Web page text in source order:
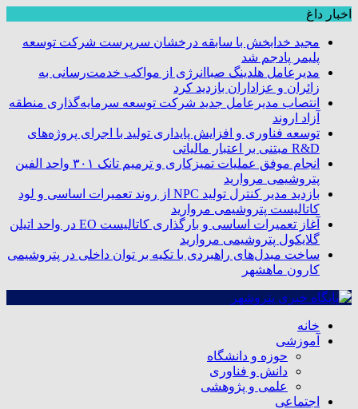
اخبار داغ
مجید خدابخش با سابقه درخشان سرپرست شرکت توسعه
پلیمر پادجم شد
مدیرعامل هلدینگ صباانرژی از مواکب خدمت‌رسانی به
زائران و عزاداران بازدید کرد
انتصاب مدیرعامل جدید شرکت توسعه سرمایه‌گذاری منطقه
آزاد اروند
توسعه فناوری و افزایش پایداری تولید با اجرای پروژه‌های
R&D مبتنی بر اعتبار مالیاتی
انجام موفق عملیات تمیزکاری و ترمیم تانک ۳۰۱ واحد الفین
پتروشیمی مروارید
بازدید مدیر کنترل تولید NPC از روند تعمیرات اساسی و لود
کاتالیست پتروشیمی مروارید
آغاز تعمیرات اساسی و بارگذاری کاتالیست EO در واحد اتیلن
گلایکول پتروشیمی مروارید
ساخت مبدل‌های راهبردی با تکیه بر توان داخلی در پتروشیمی
کارون ماهشهر
خانه
آموزشی
حوزه و دانشگاه
دانش و فناوری
علمی و پژوهشی
اجتماعی